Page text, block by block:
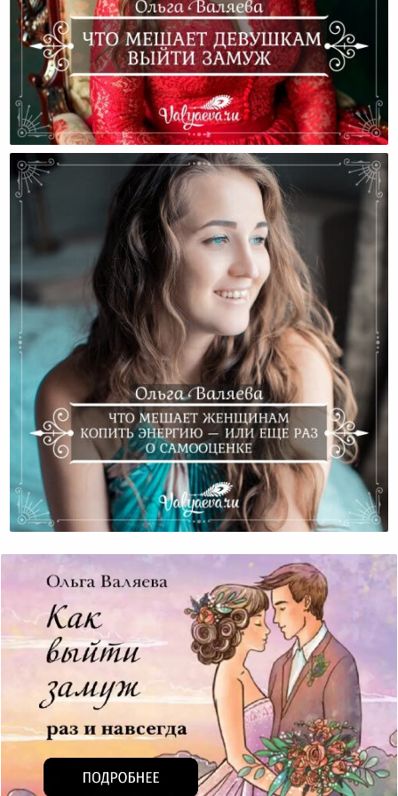
Что Мешает Девушкам Выйти Замуж
Что Мешает Женщинам Копить Энергию — Или Еще
Раз О Самооценке